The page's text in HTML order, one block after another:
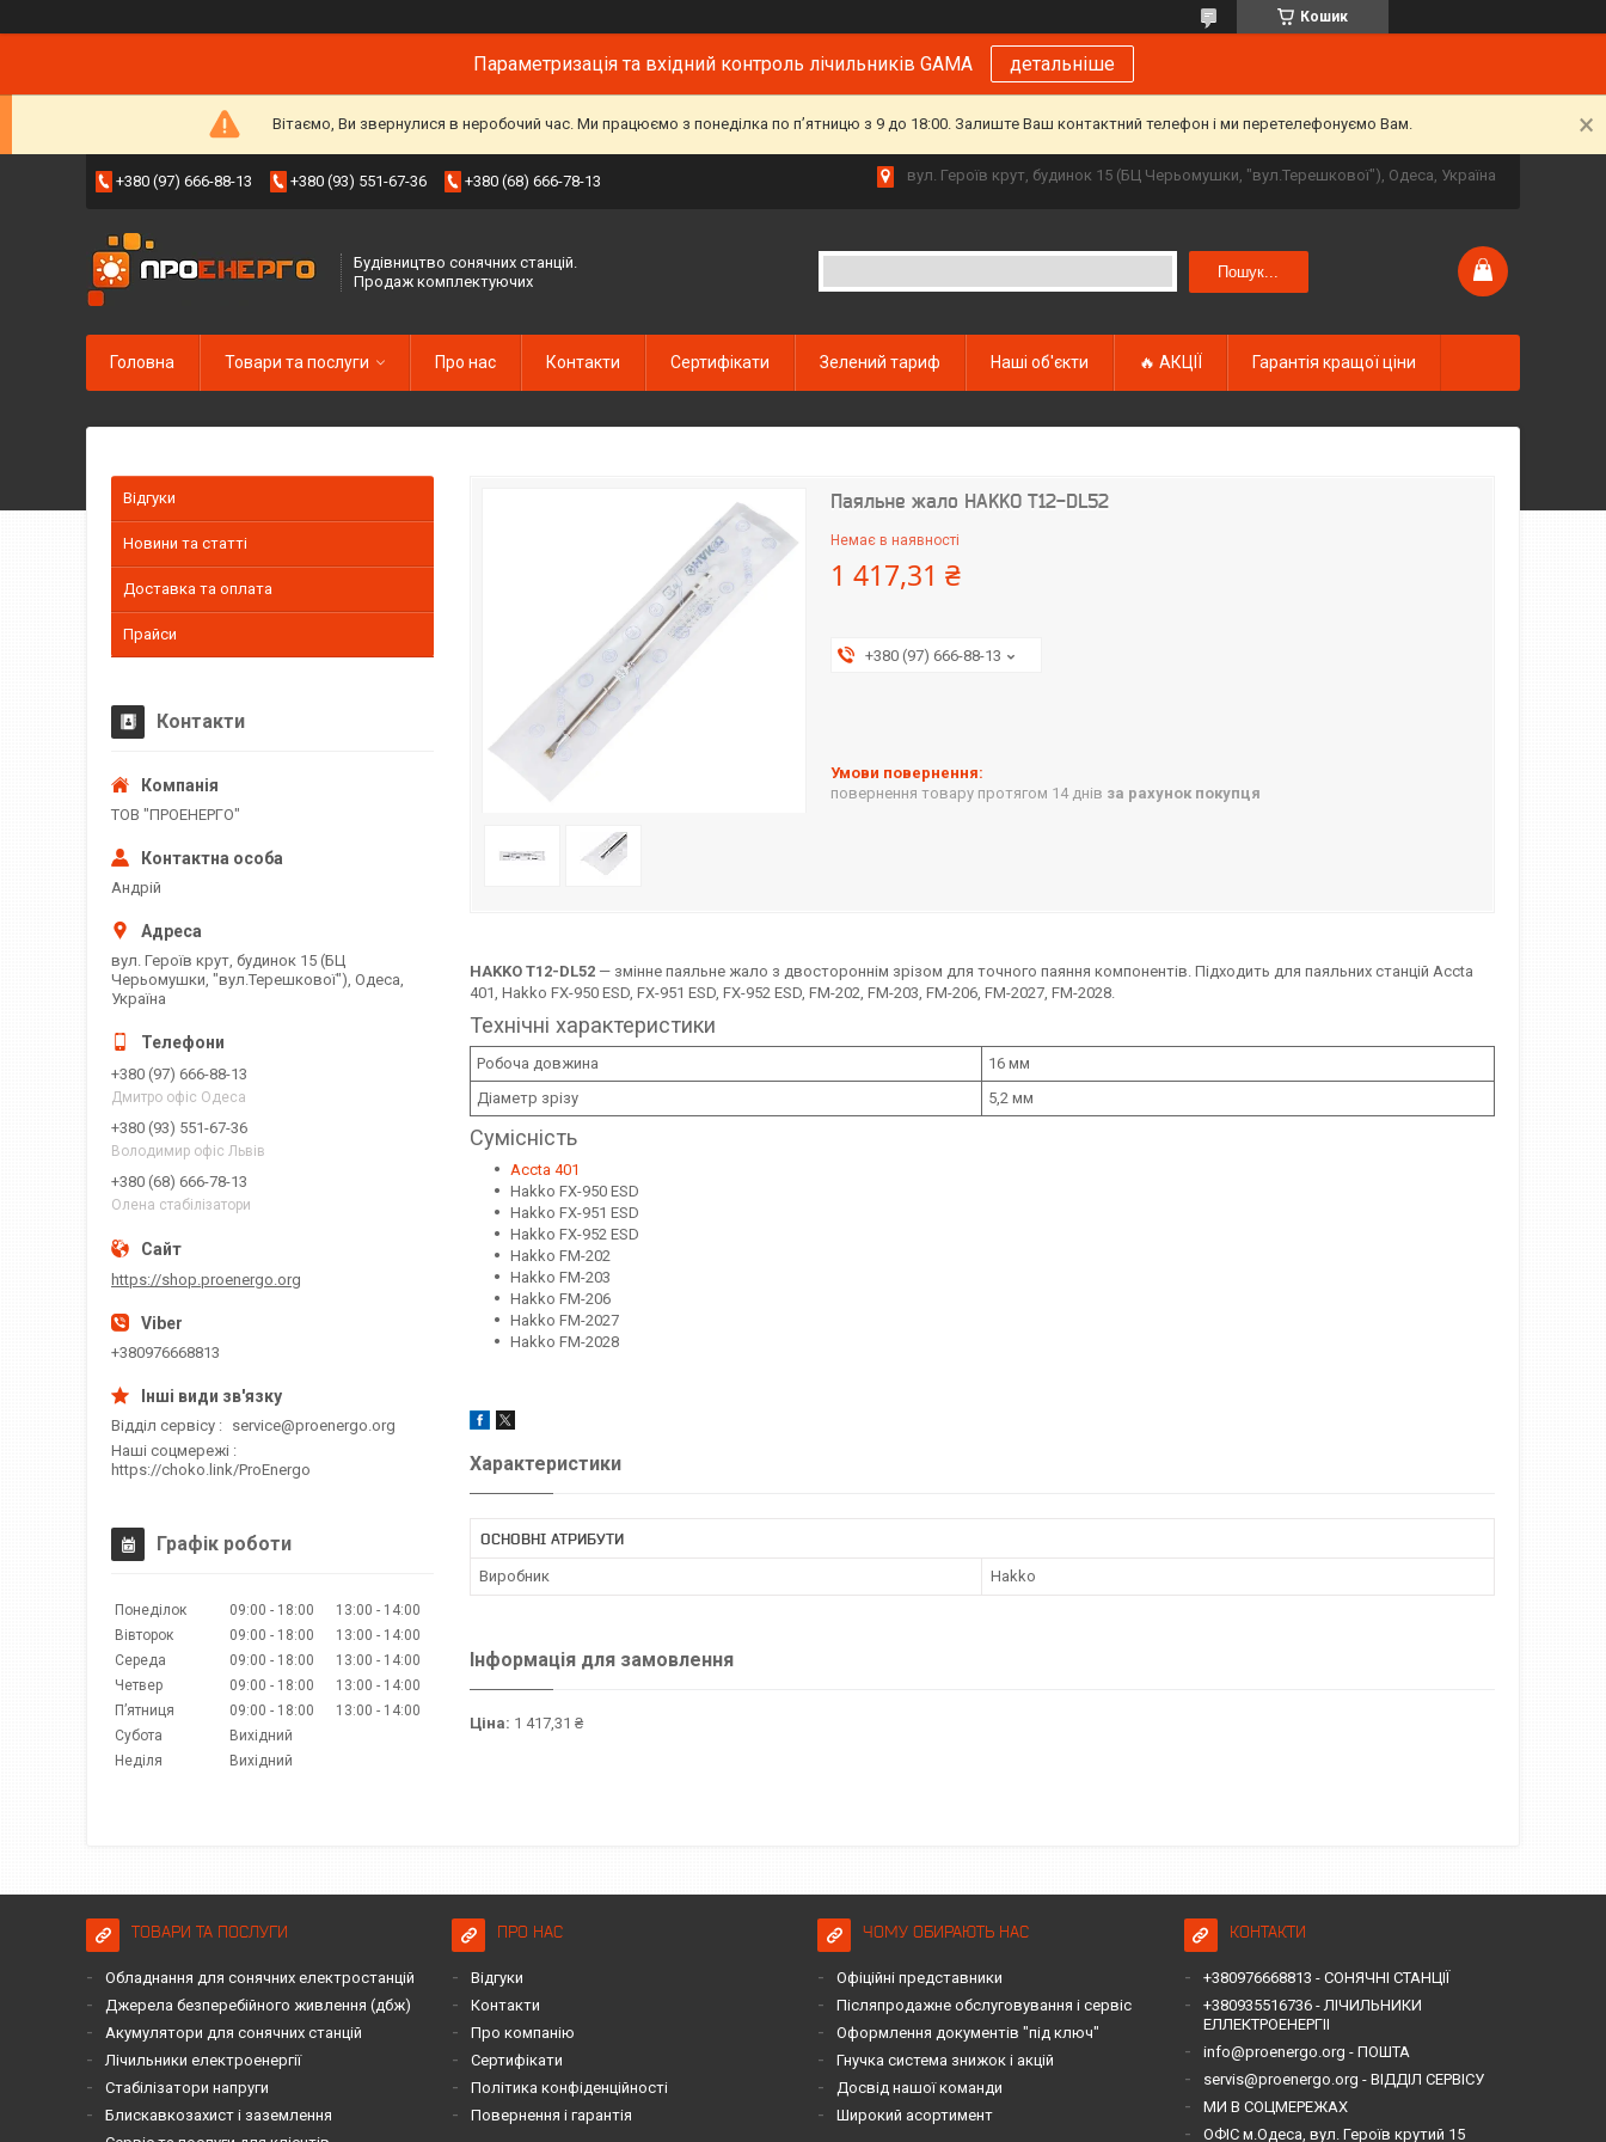
Кошик
Параметризація та вхідний контроль лічильників GAMA детальніше
Вітаємо, Ви звернулися в неробочий час. Ми працюємо з понеділка по пʼятницю з 9 до 18:00. Залиште Ваш контактний телефон і ми перетелефонуємо Вам.
+380 (97) 666-88-13 +380 (93) 551-67-36 +380 (68) 666-78-13 вул. Героїв крут, будинок 15 (БЦ Черьомушки, "вул.Терешкової"), Одеса, Україна
Будівництво сонячних станцій.
Продаж комплектуючих
Пошук...
Головна Товари та послуги Про нас Контакти Сертифікати Зелений тариф Наші об'єкти 🔥 АКЦІЇ Гарантія кращої ціни
Паяльне жало HAKKO T12-DL52
Немає в наявності
1 417,31 ₴
+380 (97) 666-88-13
повернення товару протягом 14 днів за рахунок покупця
HAKKO T12-DL52 — змінне паяльне жало з двостороннім зрізом для точного паяння компонентів. Підходить для паяльних станцій Accta
401, Hakko FX-950 ESD, FX-951 ESD, FX-952 ESD, FM-202, FM-203, FM-206, FM-2027, FM-2028.
Технічні характеристики
Робоча довжина
16 мм
Діаметр зрізу
5,2 мм
Сумісність
Accta 401
Hakko FX-950 ESD
Hakko FX-951 ESD
Hakko FX-952 ESD
Hakko FM-202
Hakko FM-203
Hakko FM-206
Hakko FM-2027
Hakko FM-2028
Характеристики
ОСНОВНІ АТРИБУТИ
Виробник Hakko
Інформація для замовлення
Ціна: 1 417,31 ₴
Відгуки
Новини та статті
Доставка та оплата
Прайси
Контакти
ТОВ "ПРОЕНЕРГО"
Андрій
вул. Героїв крут, будинок 15 (БЦ
Черьомушки, "вул.Терешкової"), Одеса,
Україна
+380 (97) 666-88-13
Дмитро офіс Одеса
+380 (93) 551-67-36
Володимир офіс Львів
+380 (68) 666-78-13
Олена стабілізатори
https://shop.proenergo.org
+380976668813
Відділ сервісу
service@proenergo.org
Наші соцмережі
https://choko.link/ProEnergo
Графік роботи
Понеділок 09:00 18:00 13:00
14:00
Вівторок
09:00 18:00 13:00
14:00
Середа
09:00 18:00 13:00
14:00
Четвер
09:00 18:00 13:00
14:00
Пʼятниця
09:00 18:00 13:00
14:00
Субота
Вихідний
Неділя
Вихідний
ТОВАРИ ТА ПОСЛУГИ
Обладнання для сонячних електростанцій
Джерела безперебійного живлення (дбж)
Акумулятори для сонячних станцій
Лічильники електроенергії
Стабілізатори напруги
Блискавкозахист і заземлення
ПРО НАС
Відгуки
Контакти
Про компанію
Сертифікати
Політика конфіденційності
Повернення і гарантія
ЧОМУ ОБИРАЮТЬ НАС
Офіційні представники
Післяпродажне обслуговування і сервіс
Оформлення документів "під ключ"
Гнучка система знижок і акцій
Досвід нашої команди
Широкий асортимент
КОНТАКТИ
+380976668813 - СОНЯЧНІ СТАНЦІЇ
+380935516736 - ЛІЧИЛЬНИКИ
ЕЛЛЕКТРОЕНЕРГІІ
info@proenergo.org - ПОШТА
servis@proenergo.org - ВІДДІЛ СЕРВІСУ
МИ В СОЦМЕРЕЖАХ
ОФІС м.Одеса, вул. Героїв крутий 15